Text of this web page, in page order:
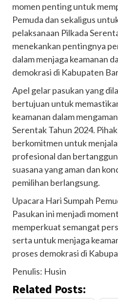
momen penting untuk
Pemuda dan sekaligus
pelaksanaan Pilkada
menekankan pentingnya
dalam menjaga keamanan
demokrasi di Kabupaten
Apel gelar pasukan yang
bertujuan untuk
keamanan dalam
Serentak Tahun 2024.
berkomitmen untuk
profesional dan
suasana yang aman dan
pemilihan berlangsung.
Upacara Hari Sumpah
Pasukan ini menjadi
memperkuat semangat
serta untuk menjaga
proses demokrasi di
Penulis: Husin
Related Posts: